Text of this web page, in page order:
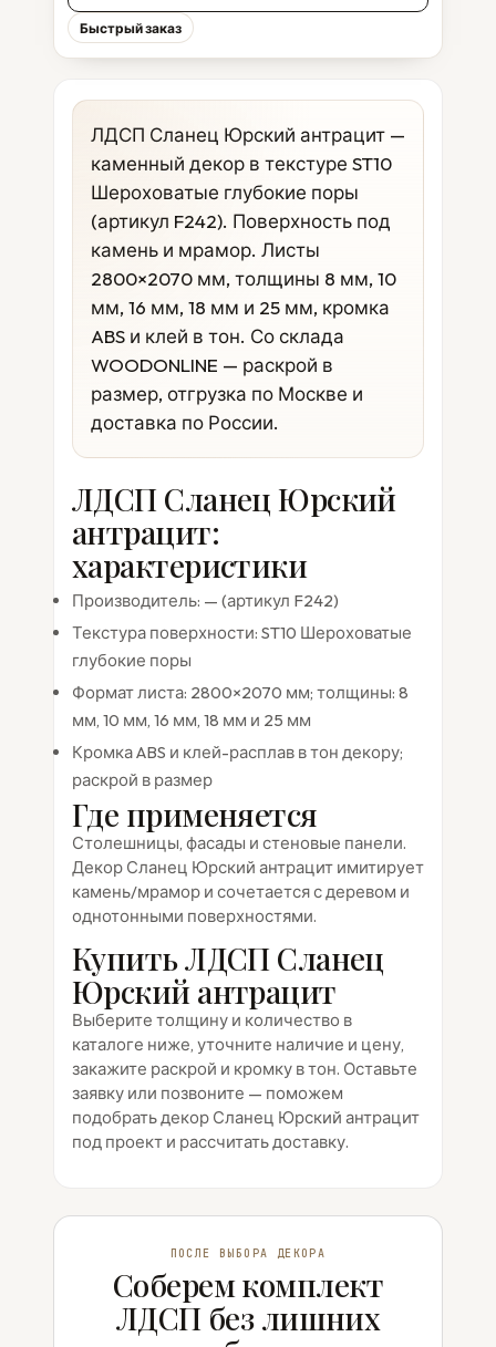
Быстрый заказ
ЛДСП Сланец Юрский антрацит —
каменный декор в текстуре ST10
Шероховатые глубокие поры
(артикул F242). Поверхность под
камень и мрамор. Листы
2800×2070 мм, толщины 8 мм, 10
мм, 16 мм, 18 мм и 25 мм, кромка
ABS и клей в тон. Со склада
WOODONLINE — раскрой в
размер, отгрузка по Москве и
доставка по России.
ЛДСП Сланец Юрский
антрацит:
характеристики
Производитель: — (артикул F242)
Текстура поверхности: ST10 Шероховатые
глубокие поры
Формат листа: 2800×2070 мм; толщины: 8
мм, 10 мм, 16 мм, 18 мм и 25 мм
Кромка ABS и клей-расплав в тон декору;
раскрой в размер
Где применяется
Столешницы, фасады и стеновые панели.
Декор Сланец Юрский антрацит имитирует
камень/мрамор и сочетается с деревом и
однотонными поверхностями.
Купить ЛДСП Сланец
Юрский антрацит
Выберите толщину и количество в
каталоге ниже, уточните наличие и цену,
закажите раскрой и кромку в тон. Оставьте
заявку или позвоните — поможем
подобрать декор Сланец Юрский антрацит
под проект и рассчитать доставку.
ПОСЛЕ ВЫБОРА ДЕКОРА
Соберем комплект
ЛДСП без лишних